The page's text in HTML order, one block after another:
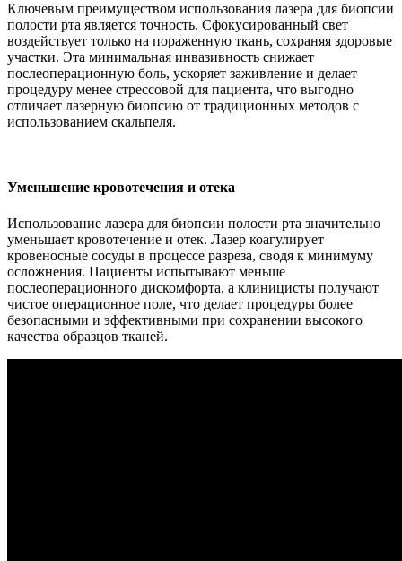
Ключевым преимуществом использования лазера для биопсии
полости рта является точность. Сфокусированный свет
воздействует только на пораженную ткань, сохраняя здоровые
участки. Эта минимальная инвазивность снижает
послеоперационную боль, ускоряет заживление и делает
процедуру менее стрессовой для пациента, что выгодно
отличает лазерную биопсию от традиционных методов с
использованием скальпеля.
Уменьшение кровотечения и отека
Использование лазера для биопсии полости рта значительно
уменьшает кровотечение и отек. Лазер коагулирует
кровеносные сосуды в процессе разреза, сводя к минимуму
осложнения. Пациенты испытывают меньше
послеоперационного дискомфорта, а клиницисты получают
чистое операционное поле, что делает процедуры более
безопасными и эффективными при сохранении высокого
качества образцов тканей.